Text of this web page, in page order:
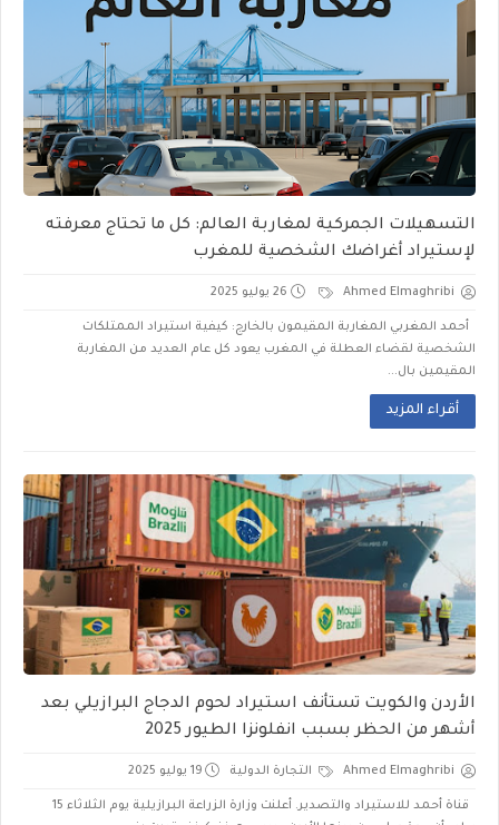
التسهيلات الجمركية لمغاربة العالم: كل ما تحتاج معرفته
لإستيراد أغراضك الشخصية للمغرب
Ahmed Elmaghribi 26 يوليو 2025
أحمد المغربي المغاربة المقيمون بالخارج: كيفية استيراد الممتلكات
الشخصية لقضاء العطلة في المغرب يعود كل عام العديد من المغاربة
المقيمين بال...
أقراء المزيد
الأردن والكويت تستأنف استيراد لحوم الدجاج البرازيلي بعد
أشهر من الحظر بسبب انفلونزا الطيور 2025
Ahmed Elmaghribi التجارة الدولية 19 يوليو 2025
قناة أحمد للاستيراد والتصدير. أعلنت وزارة الزراعة البرازيلية يوم الثلاثاء 15